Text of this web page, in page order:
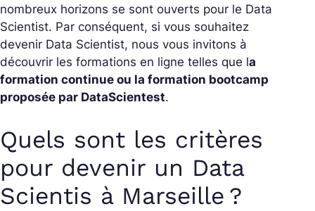
nombreux horizons se sont ouverts pour le Data
Scientist. Par conséquent, si vous souhaitez
devenir Data Scientist, nous vous invitons à
découvrir les formations en ligne telles que la
formation continue ou la formation bootcamp
proposée par DataScientest.
Quels sont les critères
pour devenir un Data
Scientis à Marseille ?